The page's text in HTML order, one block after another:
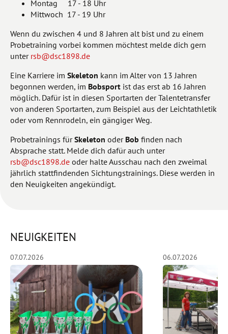
Montag 17 - 18 Uhr
Mittwoch 17 - 19 Uhr
Wenn du zwischen 4 und 8 Jahren alt bist und zu einem
Probetraining vorbei kommen möchtest melde dich gern
unter rsb@dsc1898.de
Eine Karriere im Skeleton kann im Alter von 13 Jahren
begonnen werden, im Bobsport ist das erst ab 16 Jahren
möglich. Dafür ist in diesen Sportarten der Talentetransfer
von anderen Sportarten, zum Beispiel aus der Leichtathletik
oder vom Rennrodeln, ein gängiger Weg.
Probetrainings fürSkeleton oder Bob finden nach
Absprache statt. Melde dich dafür auch unter
rsb@dsc1898.de oder halte Ausschau nach den zweimal
jährlich stattfindenden Sichtungstrainings. Diese werden in
den Neuigkeiten angekündigt.
NEUIGKEITEN
07.07.2026 06.07.2026